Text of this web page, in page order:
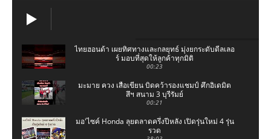
ไทยฮอนด้า เผยทิศทางและกลยุทธ์ มุ่งยกระดับดีลเลอ
ร์ มอบที่สุดให้ลูกค้าทุกมิติ
00:23
มะมาย ควง เสือเขียน บิดคว้ารองแชมป์ ศึกอิเดมิต
สึฯ สนาม 3 บุรีรัมย์
00:21
มอ'ไซค์ Honda ลุยตลาดครึ่งปีหลัง เปิดรุ่นใหม่ 4 รุ่น
รวด